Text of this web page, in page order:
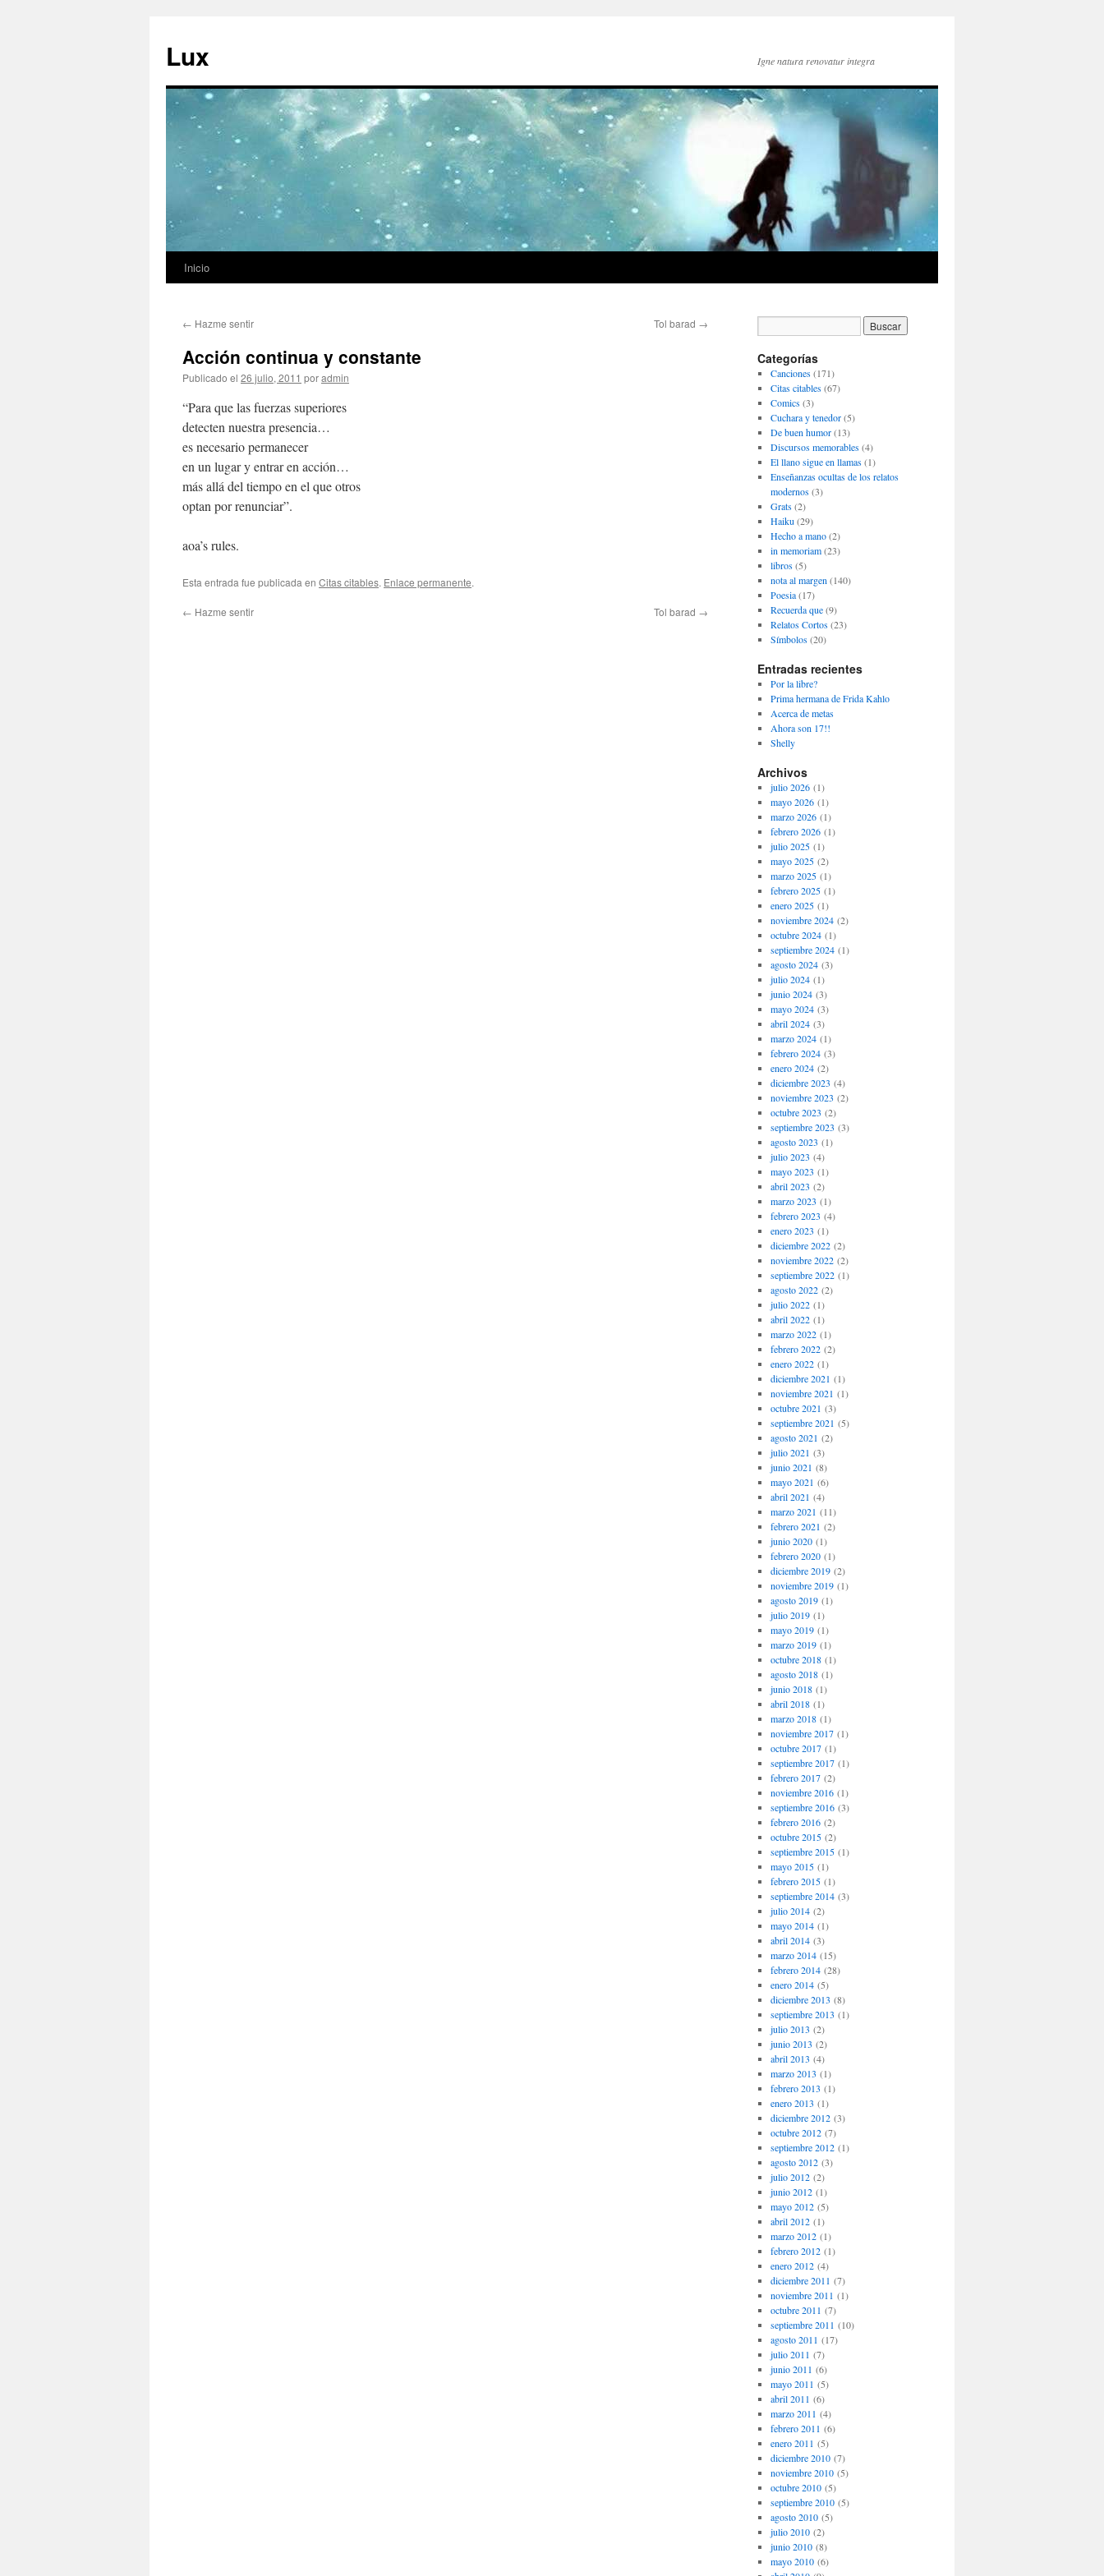
contenido
Lux Igne natura renovatur integra
Inicio
← Hazme sentir Tol barad →
Acción continua y constante
Publicado el 26 julio, 2011 poradmin
“Para que las fuerzas superiores
detecten nuestra presencia…
es necesario permanecer
en un lugar y entrar en acción…
más allá del tiempo en el que otros
optan por renunciar”.
aoa’s rules.
Esta entrada fue publicada en Citas citables. Enlace permanente.
← Hazme sentir Tol barad →
Categorías
Canciones(171)
Citas citables(67)
Comics(3)
Cuchara y tenedor(5)
De buen humor(13)
Discursos memorables(4)
El llano sigue en llamas(1)
Enseñanzas ocultas de los relatos
modernos(3)
Grats(2)
Haiku (29)
Hecho a mano(2)
in memoriam(23)
libros(5)
nota al margen (140)
Poesia(17)
Recuerda que(9)
Relatos Cortos(23)
Símbolos(20)
Entradas recientes
Por la libre?
Prima hermana de Frida Kahlo
Acerca de metas
Ahora son 17!!
Shelly
Archivos
julio 2026(1)
mayo 2026(1)
marzo 2026(1)
febrero 2026(1)
julio 2025(1)
mayo 2025(2)
marzo 2025(1)
febrero 2025(1)
enero 2025(1)
noviembre 2024(2)
octubre 2024(1)
septiembre 2024(1)
agosto 2024(3)
julio 2024(1)
junio 2024(3)
mayo 2024(3)
abril 2024(3)
marzo 2024(1)
febrero 2024(3)
enero 2024(2)
diciembre 2023 (4)
noviembre 2023 (2)
octubre 2023 (2)
septiembre 2023 (3)
agosto 2023 (1)
julio 2023 (4)
mayo 2023 (1)
abril 2023 (2)
marzo 2023 (1)
febrero 2023 (4)
enero 2023 (1)
diciembre 2022(2)
noviembre 2022(2)
septiembre 2022(1)
agosto 2022(2)
julio 2022(1)
abril 2022(1)
marzo 2022(1)
febrero 2022(2)
enero 2022(1)
diciembre 2021 (1)
noviembre 2021 (1)
octubre 2021 (3)
septiembre 2021 (5)
agosto 2021 (2)
julio 2021 (3)
junio 2021 (8)
mayo 2021 (6)
abril 2021 (4)
marzo 2021 (11)
febrero 2021 (2)
junio 2020(1)
febrero 2020(1)
diciembre 2019(2)
noviembre 2019(1)
agosto 2019(1)
julio 2019(1)
mayo 2019(1)
marzo 2019(1)
octubre 2018(1)
agosto 2018(1)
junio 2018(1)
abril 2018(1)
marzo 2018(1)
noviembre 2017(1)
octubre 2017(1)
septiembre 2017(1)
febrero 2017(2)
noviembre 2016(1)
septiembre 2016(3)
febrero 2016(2)
octubre 2015(2)
septiembre 2015(1)
mayo 2015(1)
febrero 2015(1)
septiembre 2014(3)
julio 2014(2)
mayo 2014(1)
abril 2014(3)
marzo 2014(15)
febrero 2014(28)
enero 2014(5)
diciembre 2013 (8)
septiembre 2013 (1)
julio 2013 (2)
junio 2013 (2)
abril 2013 (4)
marzo 2013 (1)
febrero 2013 (1)
enero 2013 (1)
diciembre 2012(3)
octubre 2012(7)
septiembre 2012(1)
agosto 2012(3)
julio 2012(2)
junio 2012(1)
mayo 2012(5)
abril 2012(1)
marzo 2012(1)
febrero 2012(1)
enero 2012(4)
diciembre 2011 (7)
noviembre 2011 (1)
octubre 2011 (7)
septiembre 2011 (10)
agosto 2011 (17)
julio 2011 (7)
junio 2011 (6)
mayo 2011 (5)
abril 2011 (6)
marzo 2011 (4)
febrero 2011 (6)
enero 2011 (5)
diciembre 2010(7)
noviembre 2010(5)
octubre 2010(5)
septiembre 2010(5)
agosto 2010(5)
julio 2010(2)
junio 2010(8)
mayo 2010(6)